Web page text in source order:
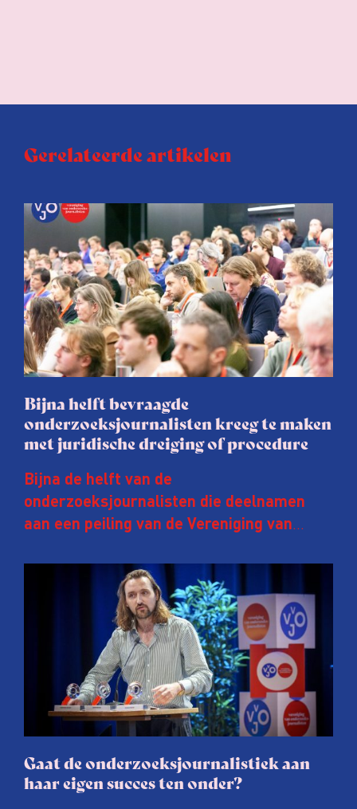
Gerelateerde artikelen
Bijna helft bevraagde
onderzoeksjournalisten kreeg te maken
met juridische dreiging of procedure
Bijna de helft van de
onderzoeksjournalisten die deelnamen
aan een peiling van de Vereniging van
afgelopen twee jaar te maken met
juridische dreiging of een juridische
procedure rond het eigen werk. Dat kost
journalisten tijd, ook ervaren zij stress en
soms worden publicaties aangepast of
gaat de hele publicatie zelfs niet door.
Gaat de onderzoeksjournalistiek aan
haar eigen succes ten onder?